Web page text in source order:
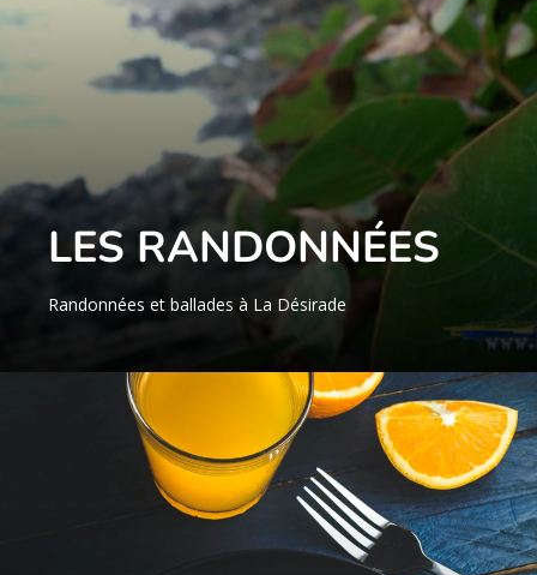
LES RANDONNÉES
Randonnées et ballades à La Désirade